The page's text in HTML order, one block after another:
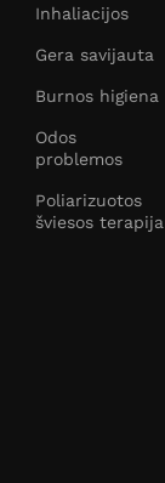
Inhaliacijos
Gera savijauta
Burnos higiena
Odos
problemos
Poliarizuotos
šviesos terapija